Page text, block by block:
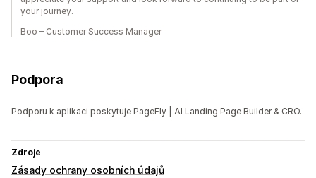
your journey.
Boo – Customer Success Manager
Podpora
Podporu k aplikaci poskytuje PageFly | AI Landing Page Builder & CRO.
Zdroje
Zásady ochrany osobních údajů